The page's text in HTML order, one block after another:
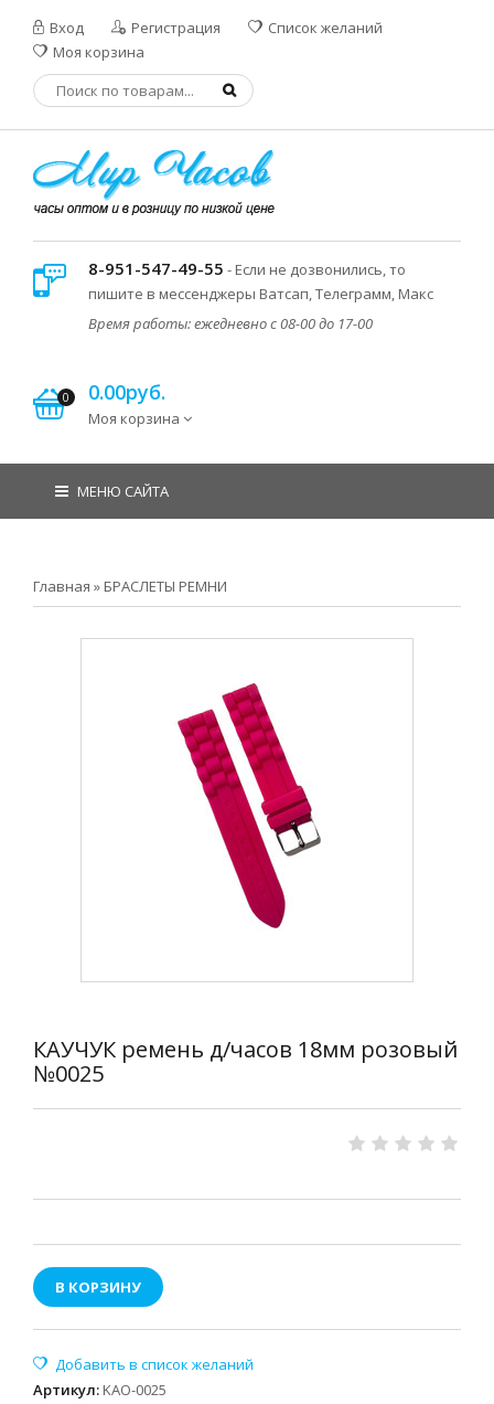
Вход Регистрация
Список желаний
Моя корзина
8-951-547-49-55 - Если не дозвонились, то
пишите в мессенджеры Ватсап, Телеграмм, Макс
Время работы: ежедневно с 08-00 до 17-00
0 0.00руб.
Моя корзина
МЕНЮ САЙТА
Главная » БРАСЛЕТЫ РЕМНИ
КАУЧУК ремень д/часов 18мм розовый
№0025
В КОРЗИНУ
Артикул: KAO-0025